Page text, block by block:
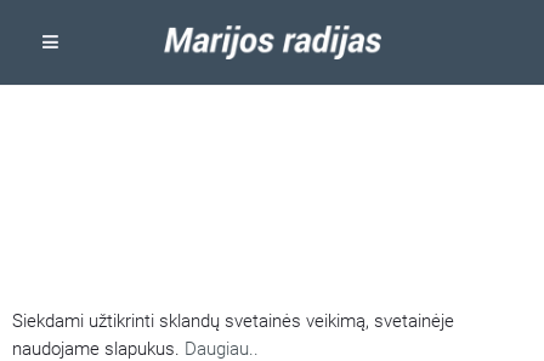
Siekdami užtikrinti sklandų svetainės veikimą, svetainėje
naudojame slapukus. Daugiau..